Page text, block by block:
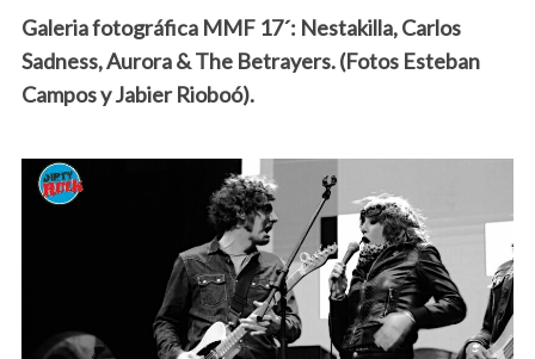
Galeria fotográfica MMF 17´: Nestakilla, Carlos
Sadness, Aurora & The Betrayers. (Fotos Esteban
Campos y Jabier Rioboó).